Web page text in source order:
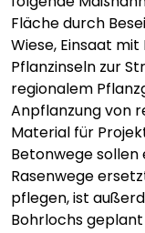
Fläche durch
Wiese, Einsaat
Pflanzinseln zur
regionalem
Anpflanzung von
Material für
Betonwege
Rasenwege
pflegen, ist
Bohrlochs geplant